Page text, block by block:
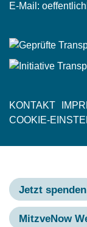
E-Mail:
Fußzeile
KONTAKT
COOKIE-
Jetzt spenden
MitzveNow